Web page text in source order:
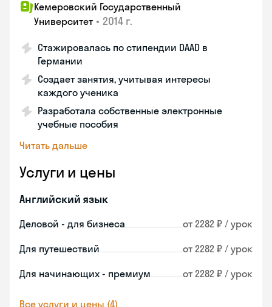
Кемеровский Государственный
Университет • 2014 г.
Стажировалась по стипендии DAAD в
Германии
Создает занятия, учитывая интересы
каждого ученика
Разработала собственные электронные
учебные пособия
Читать дальше
Услуги и цены
Английский язык
Деловой - для бизнеса от 2282 ₽ / урок
Для путешествий от 2282 ₽ / урок
Для начинающих - премиум от 2282 ₽ / урок
Все услуги и цены (4)